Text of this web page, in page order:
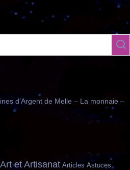
d’Argent de Melle – La monnaie –
Art et Artisanat Articles Astuces